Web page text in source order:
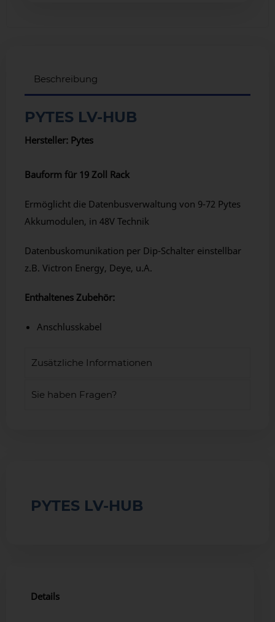
Beschreibung
PYTES LV-HUB
Hersteller: Pytes
Bauform für 19 Zoll Rack
Ermöglicht die Datenbusverwaltung von 9-72 Pytes
Akkumodulen, in 48V Technik
Datenbuskomunikation per Dip-Schalter einstellbar
z.B. Victron Energy, Deye, u.A.
Enthaltenes Zubehör:
Anschlusskabel
Zusätzliche Informationen
Sie haben Fragen?
PYTES LV-HUB
Details